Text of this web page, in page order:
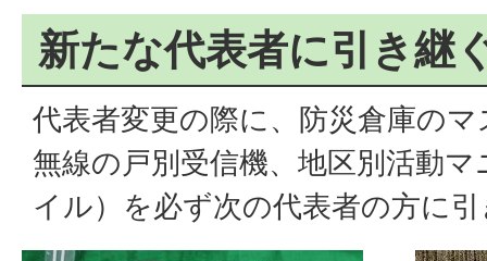
新たな代表者に引き継
代表者変更の際に、防災倉庫の
無線の戸別受信機、地区別活動
イル）を必ず次の代表者の方に